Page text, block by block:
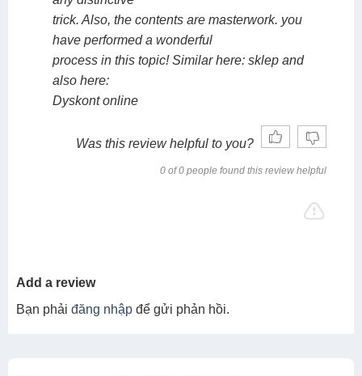
trick. Also, the contents are masterwork. you
have performed a wonderful
process in this topic! Similar here: sklep and
also here:
Dyskont online
Was this review helpful to you?
0 of 0 people found this review helpful
Add a review
Bạn phải đăng nhập để gửi phản hồi.